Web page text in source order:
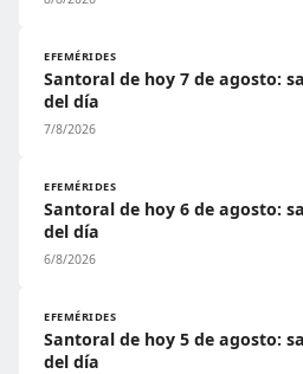
EFEMÉRIDES
Santoral de hoy 7 de agosto:
del día
7/8/2026
EFEMÉRIDES
Santoral de hoy 6 de agosto:
del día
6/8/2026
EFEMÉRIDES
Santoral de hoy 5 de agosto:
del día